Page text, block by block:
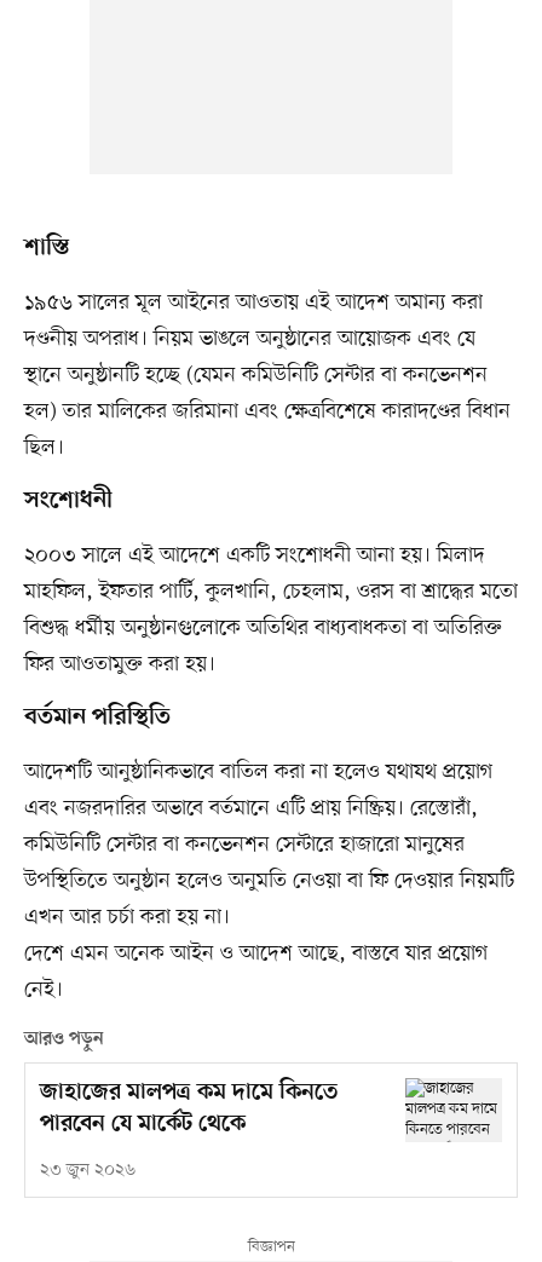
শাস্তি
১৯৫৬ সালের মূল আইনের আওতায় এই আদেশ অমান্য করা
দণ্ডনীয় অপরাধ। নিয়ম ভাঙলে অনুষ্ঠানের আয়োজক এবং যে
স্থানে অনুষ্ঠানটি হচ্ছে (যেমন কমিউনিটি সেন্টার বা কনভেনশন
হল) তার মালিকের জরিমানা এবং ক্ষেত্রবিশেষে কারাদণ্ডের বিধান
ছিল।
সংশোধনী
২০০৩ সালে এই আদেশে একটি সংশোধনী আনা হয়। মিলাদ
মাহফিল, ইফতার পার্টি, কুলখানি, চেহলাম, ওরস বা শ্রাদ্ধের মতো
বিশুদ্ধ ধর্মীয় অনুষ্ঠানগুলোকে অতিথির বাধ্যবাধকতা বা অতিরিক্ত
ফির আওতামুক্ত করা হয়।
বর্তমান পরিস্থিতি
আদেশটি আনুষ্ঠানিকভাবে বাতিল করা না হলেও যথাযথ প্রয়োগ
এবং নজরদারির অভাবে বর্তমানে এটি প্রায় নিষ্ক্রিয়। রেস্তোরাঁ,
কমিউনিটি সেন্টার বা কনভেনশন সেন্টারে হাজারো মানুষের
উপস্থিতিতে অনুষ্ঠান হলেও অনুমতি নেওয়া বা ফি দেওয়ার নিয়মটি
এখন আর চর্চা করা হয় না।
দেশে এমন অনেক আইন ও আদেশ আছে, বাস্তবে যার প্রয়োগ
নেই।
আরও পড়ুন
জাহাজের মালপত্র কম দামে কিনতে
পারবেন যে মার্কেট থেকে
২৩ জুন ২০২৬